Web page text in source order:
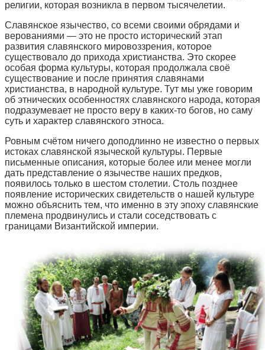
религии, которая возникла в первом тысячелетии.
Славянское язычество, со всеми своими обрядами и
верованиями — это не просто исторический этап
развития славянского мировоззрения, которое
существовало до прихода христианства. Это скорее
особая форма культуры, которая продолжала своё
существование и после принятия славянами
христианства, в народной культуре. Тут мы уже говорим
об этнических особенностях славянского народа, которая
подразумевает не просто веру в каких-то богов, но саму
суть и характер славянского этноса.
Ровным счётом ничего доподлинно не известно о первых
истоках славянской языческой культуры. Первые
письменные описания, которые более или менее могли
дать представление о язычестве наших предков,
появилось только в шестом столетии. Столь позднее
появление исторических свидетельств о нашей культуре
можно объяснить тем, что именно в эту эпоху славянские
племена продвинулись и стали соседствовать с
границами Византийской империи.